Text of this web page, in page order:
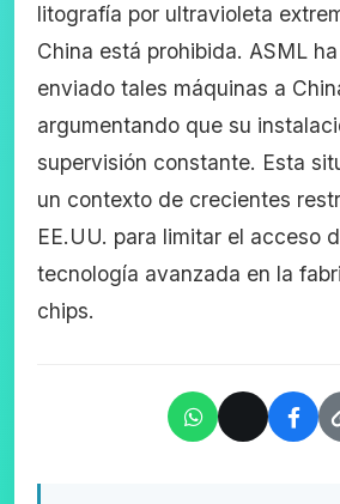
litografía por ultravioleta
China está prohibida. ASML
enviado tales máquinas a
argumentando que su
supervisión constante. Esta
un contexto de crecientes
EE.UU. para limitar el acceso
tecnología avanzada en la
chips.